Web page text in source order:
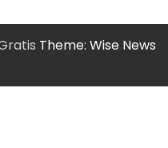
Theme: Wise News